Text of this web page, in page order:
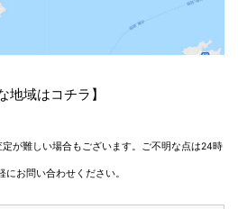
地域はコチラ】
が難しい場合もございます。ご不明な点は24時
にお問い合わせください。